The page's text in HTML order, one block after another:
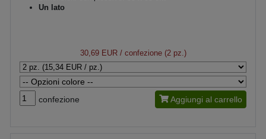
Un lato
30,69 EUR/ confezione (2 pz.)
confezione Aggiungi al carrello